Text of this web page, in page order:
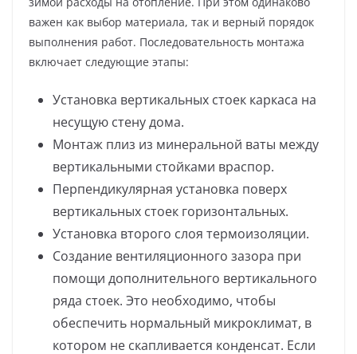
важен как выбор материала, так и верный порядок
выполнения работ. Последовательность монтажа
включает следующие этапы:
Установка вертикальных стоек каркаса на
несущую стену дома.
Монтаж плиз из минеральной ваты между
вертикальными стойками враспор.
Перпендикулярная установка поверх
вертикальных стоек горизонтальных.
Установка второго слоя термоизоляции.
Создание вентиляционного зазора при
помощи дополнительного вертикального
ряда стоек. Это необходимо, чтобы
обеспечить нормальный микроклимат, в
котором не скапливается конденсат. Если